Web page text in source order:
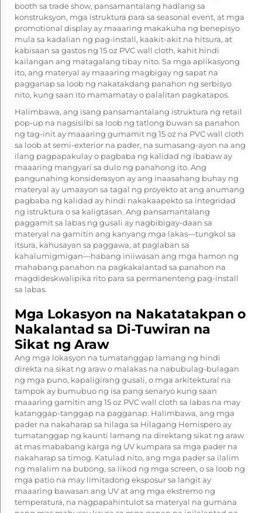
booth sa trade show, pansamantalang hadlang sa
konstruksyon, mga istruktura para sa seasonal event, at mga
promotional display ay maaaring makakuha ng benepisyo
mula sa kadalian ng pag-install, kaakit-akit na hitsura, at
kabisaan sa gastos ng 15 oz PVC wall cloth, kahit hindi
kailangan ang matagalang tibay nito. Sa mga aplikasyong
ito, ang materyal ay maaaring magbigay ng sapat na
pagganap sa loob ng nakatakdang panahon ng serbisyo
nito, kung saan ito mamamatay o palalitan pagkatapos.
Halimbawa, ang isang pansamantalang istruktura ng retail
pop-up na nagsisilbi sa loob ng tatlong buwan sa panahon
ng tag-init ay maaaring gumamit ng 15 oz na PVC wall cloth
sa loob at semi-exterior na pader, na sumasang-ayon na ang
ilang pagpapakulay o pagbaba ng kalidad ng ibabaw ay
maaaring mangyari sa dulo ng panahong ito. Ang
pangunahing konsiderasyon ay ang inaasahang buhay ng
materyal ay umaayon sa tagal ng proyekto at ang anumang
pagbaba ng kalidad ay hindi nakakaapekto sa integridad
ng istruktura o sa kaligtasan. Ang pansamantalang
paggamit sa labas ng gusali ay nagbibigay-daan sa
materyal na gamitin ang kanyang mga lakas—tungkol sa
itsura, kahusayan sa paggawa, at paglaban sa
kahalumigmigan—habang iniiwasan ang mga hamon ng
mahabang panahon na pagkakalantad sa panahon na
magdideskwalipika rito para sa permanenteng pag-install
sa labas.
Mga Lokasyon na Nakatatakpan o
Nakalantad sa Di-Tuwiran na
Sikat ng Araw
Ang mga lokasyon na tumatanggap lamang ng hindi
direkta na sikat ng araw o malakas na nabubulag-bulagan
ng mga puno, kapaligirang gusali, o mga arkitektural na
tampok ay bumubuo ng isa pang senaryo kung saan
maaaring gamitin ang 15 oz PVC wall cloth sa labas na may
katanggap-tanggap na pagganap. Halimbawa, ang mga
pader na nakaharap sa hilaga sa Hilagang Hemispero ay
tumatanggap ng kaunti lamang na direktang sikat ng araw
at mas mababang karga ng UV kumpara sa mga pader na
nakaharap sa timog. Katulad nito, ang mga pader sa ilalim
ng malalim na bubong, sa likod ng mga screen, o sa loob ng
mga patio na may limitadong eksposur sa langit ay
maaaring bawasan ang UV at ang mga ekstremo ng
temperatura, na nagpapahintulot sa materyal na gumana